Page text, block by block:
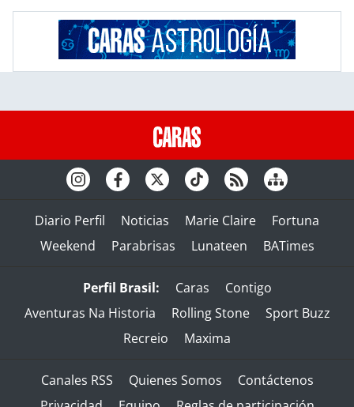
Diario Perfil Noticias Marie Claire
Fortuna
Weekend
Parabrisas Lunateen BATimes
Perfil Brasil: Caras
Contigo
Aventuras Na Historia
Rolling Stone
Sport Buzz
Recreio
Maxima
Canales RSS Quienes Somos
Contáctenos